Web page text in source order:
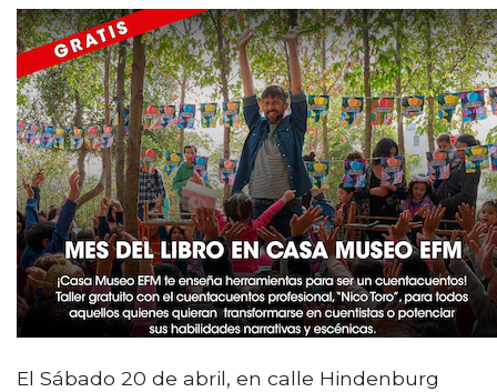
El Sábado 20 de abril, en calle Hindenburg